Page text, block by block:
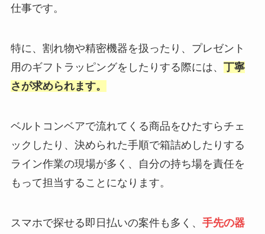
仕事です。
特に、割れ物や精密機器を扱ったり、プレゼント
用のギフトラッピングをしたりする際には、 丁寧
さが求められます。
ベルトコンベアで流れてくる商品をひたすらチェ
ックしたり、決められた手順で箱詰めしたりする
ライン作業の現場が多く、自分の持ち場を責任を
もって担当することになります。
スマホで探せる即日払いの案件も多く、 手先の器